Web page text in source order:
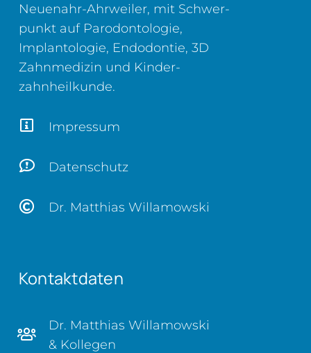
Neuenahr-Ahrweiler, mit Schwer­
punkt auf Parodontologie,
Implantologie, Endodontie, 3D
Zahn­medizin und Kinder­
zahnheilkunde.
Impressum
Datenschutz
Dr. Matthias Willamowski
Kontaktdaten
Dr. Matthias Willamowski
& Kollegen